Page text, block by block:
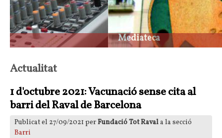
Ravalmedia
Actualitat
1 d'octubre 2021: Vacunació sense cita al
barri del Raval de Barcelona
Publicat el 27/09/2021 perFundació Tot Ravala la secció
Barri